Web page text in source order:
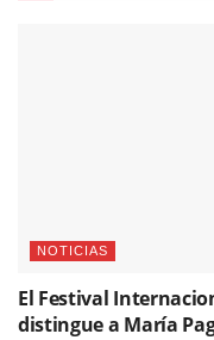
NOTICIAS
El Festival
distingue a María